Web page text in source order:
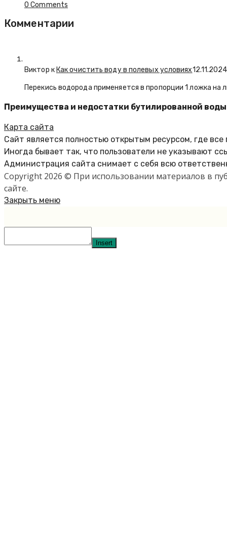
0 Comments
Комментарии
Виктор к Как очистить воду в полевых условиях12.11.2024
Перекись водорода применяется в пропорции 1 ложка
Преимущества и недостатки бутилированной воды
Карта сайта
Сайт является полностью открытым ресурсом, где
Иногда бывает так, что пользователи не указывают
Администрация сайта снимает с себя всю
Copyright 2026 © При использовании материалов в
сайте.
Закрыть меню
Insert